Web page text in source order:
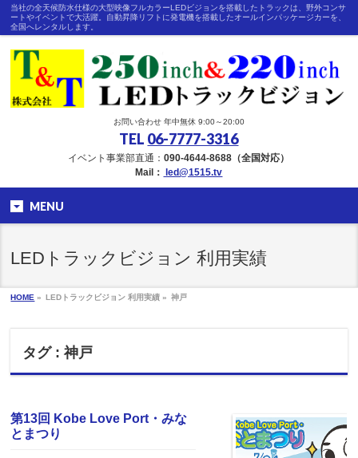
当社の全天候防水仕様の大型映像フルカラーLEDビジョンを搭載したトラックは、野外コンサ
ートやイベントで大活躍。自動昇降リフトに発電機を搭載したオールインパッケージカーを、
全国へレンタルします。
お問い合わせ 年中無休 9:00～20:00
TEL 06-7777-3316
イベント事業部直通：090-4644-8688（全国対応）
Mail：
led@1515.tv
MENU
LEDトラックビジョン 利用実績
HOME » LEDトラックビジョン 利用実績 » 神戸
タグ : 神戸
第13回 Kobe Love Port・みな
とまつり